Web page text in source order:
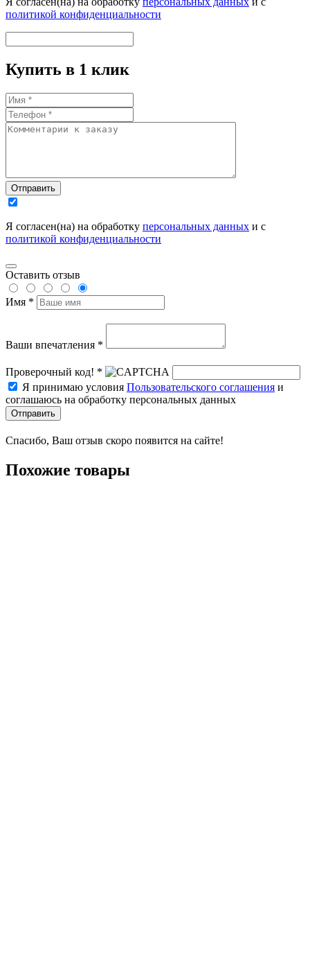
политикой конфиденциальности
Купить в 1 клик
Отправить
Я согласен(на) на обработку персональных данных и с
политикой конфиденциальности
Оставить отзыв
Имя *
Ваши впечатления *
Проверочный код! *
Я принимаю условия Пользовательского соглашения и
соглашаюсь на обработку персональных данных
Отправить
Спасибо, Ваш отзыв скоро появится на сайте!
Похожие товары